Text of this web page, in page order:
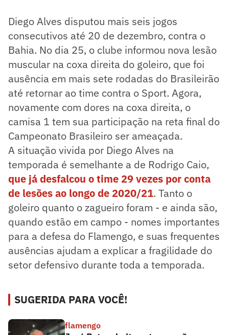
Diego Alves disputou mais seis jogos
consecutivos até 20 de dezembro, contra o
Bahia. No dia 25, o clube informou nova lesão
muscular na coxa direita do goleiro, que foi
ausência em mais sete rodadas do Brasileirão
até retornar ao time contra o Sport. Agora,
novamente com dores na coxa direita, o
camisa 1 tem sua participação na reta final do
Campeonato Brasileiro ser ameaçada.
A situação vivida por Diego Alves na
temporada é semelhante a de Rodrigo Caio,
que já desfalcou o time 29 vezes por conta
de lesões ao longo de 2020/21. Tanto o
goleiro quanto o zagueiro foram - e ainda são,
quando estão em campo - nomes importantes
para a defesa do Flamengo, e suas frequentes
ausências ajudam a explicar a fragilidade do
setor defensivo durante toda a temporada.
SUGERIDA PARA VOCÊ!
flamengo